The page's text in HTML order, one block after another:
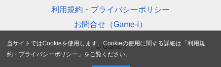
利用規約・プライバシーポリシー
お問合せ（Game-i）
© Game-i
当サイトではCookieを使用します。Cookieの使用に関する詳細は「利用規
約・プライバシーポリシー 」をご覧ください。